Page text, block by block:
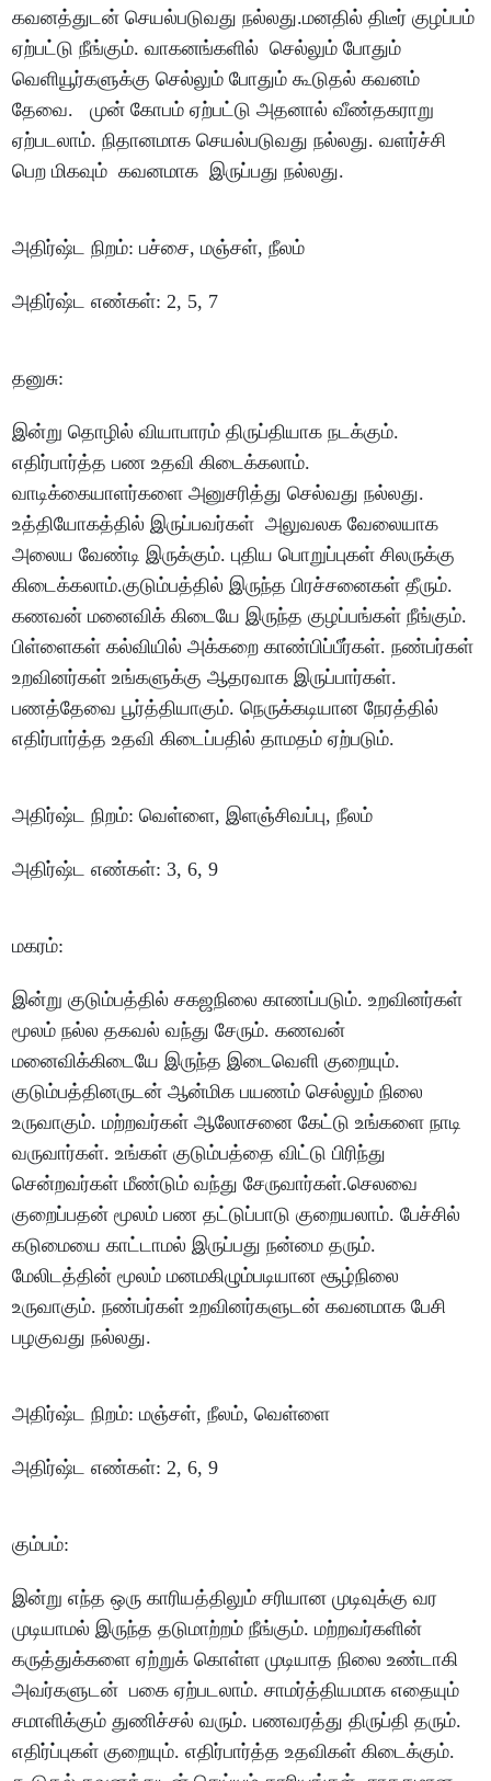
கவனத்துடன் செயல்படுவது நல்லது.மனதில் திடீர் குழப்பம்
ஏற்பட்டு நீங்கும்.வாகனங்களில் செல்லும் போதும்
வெளியூர்களுக்கு செல்லும் போதும் கூடுதல் கவனம்
தேவை.முன் கோபம் ஏற்பட்டு அதனால் வீண்தகராறு
ஏற்படலாம்.நிதானமாக செயல்படுவது நல்லது.வளர்ச்சி
பெற மிகவும் கவனமாக இருப்பது நல்லது.
அதிர்ஷ்ட நிறம்:பச்சை,மஞ்சள்,நீலம்
அதிர்ஷ்ட எண்கள்: 2, 5, 7
தனுசு:
இன்று தொழில் வியாபாரம் திருப்தியாக நடக்கும்.
எதிர்பார்த்த பண உதவி கிடைக்கலாம்.
வாடிக்கையாளர்களை அனுசரித்து செல்வது நல்லது.
உத்தியோகத்தில் இருப்பவர்கள் அலுவலக வேலையாக
அலைய வேண்டி இருக்கும்.புதிய பொறுப்புகள் சிலருக்கு
கிடைக்கலாம்.குடும்பத்தில் இருந்த பிரச்சனைகள் தீரும்.
கணவன் மனைவிக் கிடையே இருந்த குழப்பங்கள் நீங்கும்.
பிள்ளைகள் கல்வியில் அக்கறை காண்பிப்பீர்கள்.நண்பர்கள்
உறவினர்கள் உங்களுக்கு ஆதரவாக இருப்பார்கள்.
பணத்தேவை பூர்த்தியாகும்.நெருக்கடியான நேரத்தில்
எதிர்பார்த்த உதவி கிடைப்பதில் தாமதம் ஏற்படும்.
அதிர்ஷ்ட நிறம்:வெள்ளை,இளஞ்சிவப்பு,நீலம்
அதிர்ஷ்ட எண்கள்: 3, 6, 9
மகரம்:
இன்று குடும்பத்தில் சகஜநிலை காணப்படும்.உறவினர்கள்
மூலம் நல்ல தகவல் வந்து சேரும்.கணவன்
மனைவிக்கிடையே இருந்த இடைவெளி குறையும்.
குடும்பத்தினருடன் ஆன்மிக பயணம் செல்லும் நிலை
உருவாகும்.மற்றவர்கள் ஆலோசனை கேட்டு உங்களை நாடி
வருவார்கள்.உங்கள் குடும்பத்தை விட்டு பிரிந்து
சென்றவர்கள் மீண்டும் வந்து சேருவார்கள்.செலவை
குறைப்பதன் மூலம் பண தட்டுப்பாடு குறையலாம்.பேச்சில்
கடுமையை காட்டாமல் இருப்பது நன்மை தரும்.
மேலிடத்தின் மூலம் மனமகிழும்படியான சூழ்நிலை
உருவாகும்.நண்பர்கள் உறவினர்களுடன் கவனமாக பேசி
பழகுவது நல்லது.
அதிர்ஷ்ட நிறம்:மஞ்சள்,நீலம்,வெள்ளை
அதிர்ஷ்ட எண்கள்: 2, 6, 9
கும்பம்:
இன்று எந்த ஒரு காரியத்திலும் சரியான முடிவுக்கு வர
முடியாமல் இருந்த தடுமாற்றம் நீங்கும்.மற்றவர்களின்
கருத்துக்களை ஏற்றுக் கொள்ள முடியாத நிலை உண்டாகி
அவர்களுடன் பகை ஏற்படலாம்.சாமர்த்தியமாக எதையும்
சமாளிக்கும் துணிச்சல் வரும்.பணவரத்து திருப்தி தரும்.
எதிர்ப்புகள் குறையும்.எதிர்பார்த்த உதவிகள் கிடைக்கும்.